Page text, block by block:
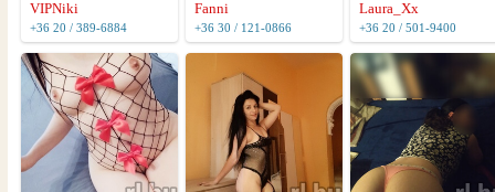
VIPNiki
+36 20 / 389-6884
Fanni
+36 30 / 121-0866
Laura_Xx
+36 20 / 501-9400